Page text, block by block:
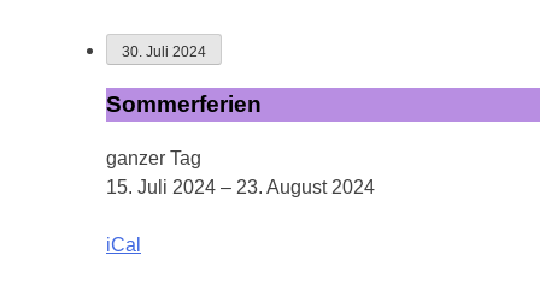
30. Juli 2024
Sommerferien
Sommerferien
ganzer Tag
15. Juli 2024 – 23. August 2024
iCal